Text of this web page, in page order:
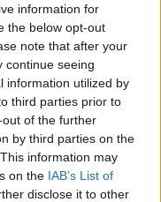
information for
the below opt-out
note that after your
continue seeing
information utilized by
third parties prior to
of the further
by third parties on the
information may
on the IAB’s List of
disclose it to other
perambito
di incidenza
Crespina Lorenzana 11,
131, Cascina 58,
1.
3, Buti 9,